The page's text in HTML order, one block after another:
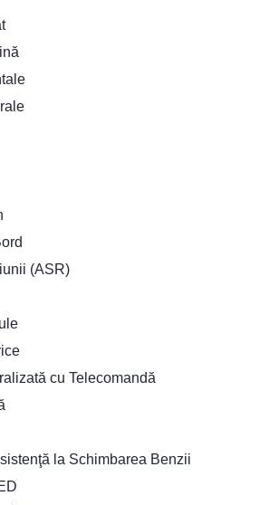
(ASR)
cu Telecomandă
la Schimbarea Benzii